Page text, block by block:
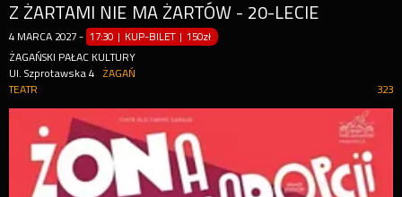
Z ŻARTAMI NIE MA ŻARTÓW - 20-LECIE
4 MARCA 2027 - 17:30 | KUP-BILET |150zł
ŻAGAŃSKI PAŁAC KULTURY
Ul. Szprotawska 4
ŻAGAŃ
323
TEATR